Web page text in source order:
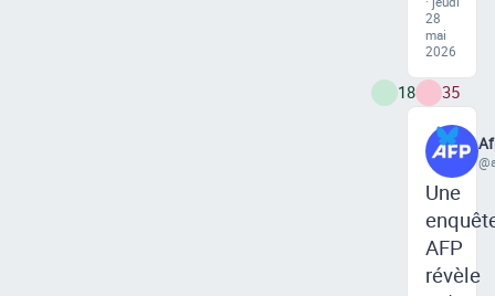
28
mai
2026
18 35
Une
AFP
révèle